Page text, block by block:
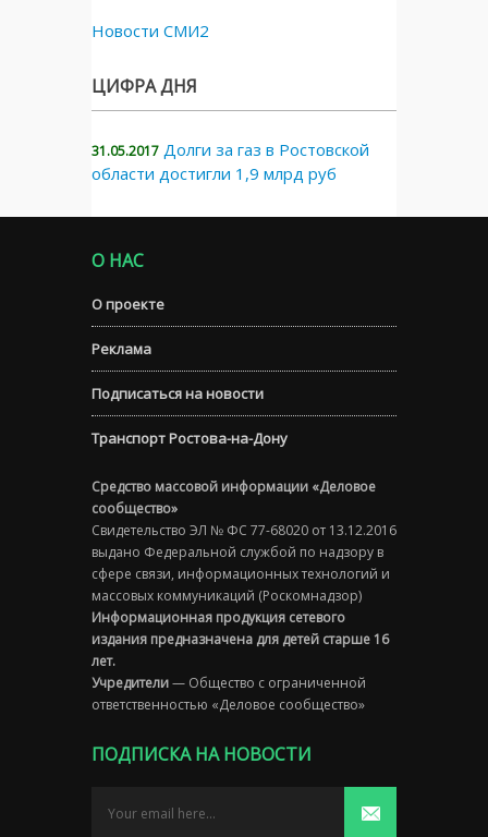
Новости СМИ2
ЦИФРА ДНЯ
31.05.2017 Долги за газ в Ростовской
области достигли 1,9 млрд руб
О НАС
О проекте
Реклама
Подписаться на новости
Транспорт Ростова-на-Дону
Средство массовой информации «Деловое
сообщество»
Свидетельство ЭЛ № ФС 77-68020 от 13.12.2016
выдано Федеральной службой по надзору в
сфере связи, информационных технологий и
массовых коммуникаций (Роскомнадзор)
Информационная продукция сетевого
издания предназначена для детей старше 16
лет.
Учредители— Общество с ограниченной
ответственностью «Деловое сообщество»
ПОДПИСКА НА НОВОСТИ